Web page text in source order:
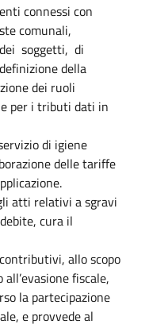
connessi con
comunali,
soggetti, di
della
dei ruoli
per i tributi dati in
di igiene
delle tariffe
atti relativi a sgravi
cura il
allo scopo
fiscale,
la partecipazione
e provvede al